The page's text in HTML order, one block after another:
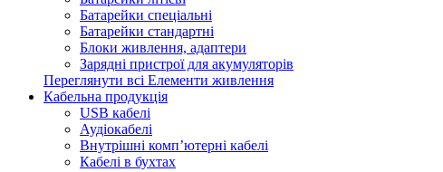
Батарейки спеціальні
Батарейки стандартні
Блоки живлення, адаптери
Зарядні пристрої для акумуляторів
Переглянути всі Елементи живлення
Кабельна продукція
USB кабелі
Аудіокабелі
Внутрішні комп’ютерні кабелі
Кабелі в бухтах